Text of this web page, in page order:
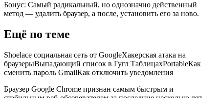
Бонус: Самый радикальный, но однозначно действенный
метод — удалить браузер, а после, установить его за ново.
Ещё по теме
Shoelace социальная сеть от GoogleХакерская атака на
браузерыВыпадающий список в Гугл ТаблицахPortableКак
сменить пароль GmailКак отключить уведомления
Браузер Google Chrome признан самым быстрым и